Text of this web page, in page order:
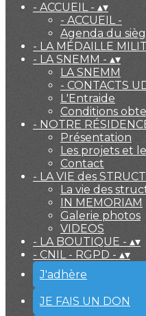
- ACCUEIL - ▴▾
- ACCUEIL -
Agenda du
- LA MÉDAILLE
- LA SNEMM - ▴▾
LA SNEMM
- CONTACTS
L'Entraide
Conditions
- NOTRE
Présentation
Les projets et
Contact
- LA VIE des
La vie des
IN MEMORIAM
Galerie photos
VIDEOS
- LA BOUTIQUE - ▴▾
- CNIL - RGPD - ▴▾
J'adhère
JE FAIS UN DON